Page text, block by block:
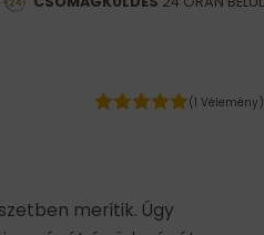
(1 Vélemény)
merítik. Úgy